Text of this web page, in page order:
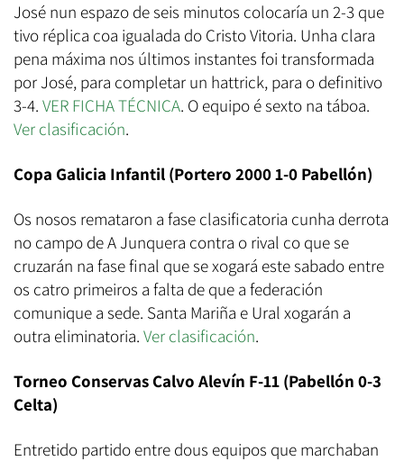
José nun espazo de seis minutos colocaría un 2-3 que
tivo réplica coa igualada do Cristo Vitoria. Unha clara
pena máxima nos últimos instantes foi transformada
por José, para completar un hattrick, para o definitivo
3-4. VER FICHA TÉCNICA. O equipo é sexto na táboa.
Ver clasificación.
Copa Galicia Infantil (Portero 2000 1-0 Pabellón)
Os nosos remataron a fase clasificatoria cunha derrota
no campo de A Junquera contra o rival co que se
cruzarán na fase final que se xogará este sabado entre
os catro primeiros a falta de que a federación
comunique a sede. Santa Mariña e Ural xogarán a
outra eliminatoria. Ver clasificación.
Torneo Conservas Calvo Alevín F-11 (Pabellón 0-3
Celta)
Entretido partido entre dous equipos que marchaban